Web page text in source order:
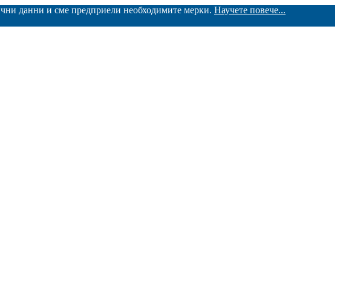
данни и сме предприели необходимите мерки. Научете повече...